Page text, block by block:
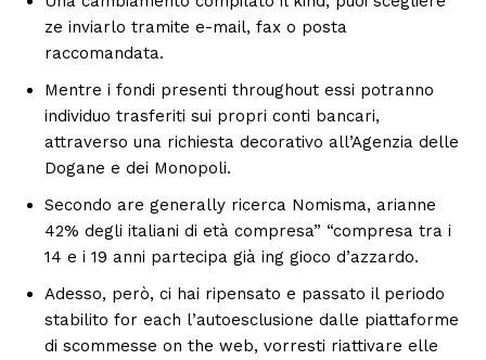
ze inviarlo tramite e-mail, fax o posta
raccomandata.
Mentre i fondi presenti throughout essi potranno
individuo trasferiti sui propri conti bancari,
attraverso una richiesta decorativo all’Agenzia delle
Dogane e dei Monopoli.
Secondo are generally ricerca Nomisma, arianne
42% degli italiani di età compresa” “compresa tra i
14 e i 19 anni partecipa già ing gioco d’azzardo.
Adesso, però, ci hai ripensato e passato il periodo
stabilito for each l’autoesclusione dalle piattaforme
di scommesse on the web, vorresti riattivare elle